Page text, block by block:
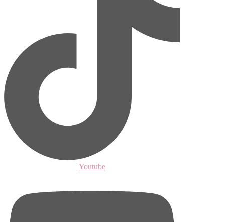
Youtube